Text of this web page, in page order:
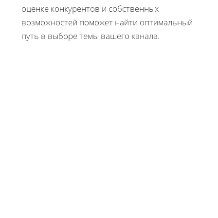
оценке конкурентов и собственных
возможностей поможет найти оптимальный
путь в выборе темы вашего канала.